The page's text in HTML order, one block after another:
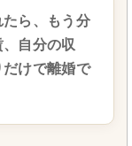
ら、もう分
自分の収
けで離婚で